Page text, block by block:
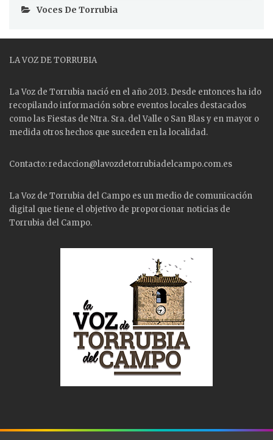
Voces De Torrubia
LA VOZ DE TORRUBIA
La Voz de Torrubia nació en el año 2013. Desde entonces ha ido
recopilando información sobre eventos locales destacados
como las Fiestas de Ntra. Sra. del Valle o San Blas y en mayor o
medida otros hechos que suceden en la localidad.
Contacto: redaccion@lavozdetorrubiadelcampo.com.es
La Voz de Torrubia del Campo es un medio de comunicación
digital que tiene el objetivo de proporcionar noticias de
Torrubia del Campo.